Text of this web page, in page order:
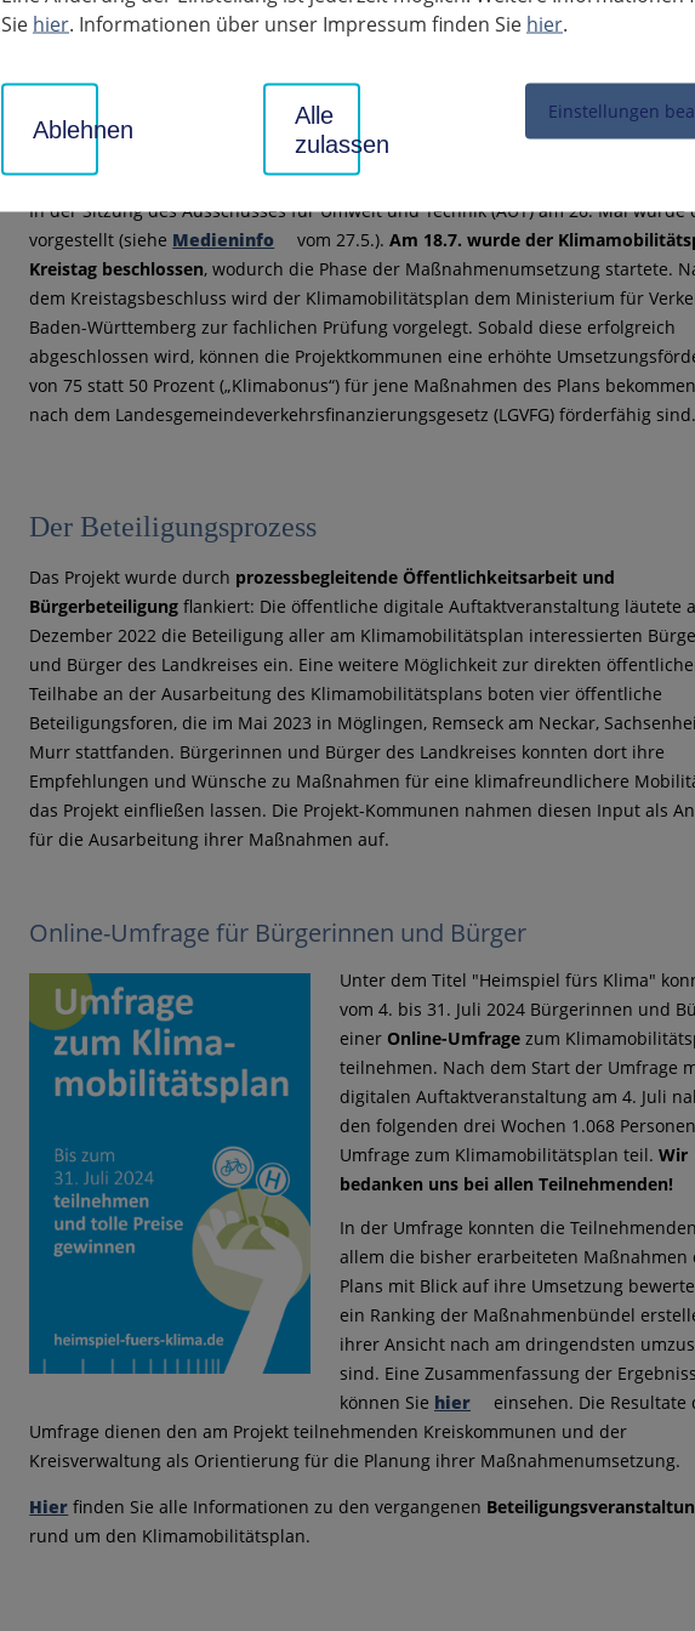
In der Sitzung des Ausschusses für Umwelt und Technik (AUT) am 26. Mai wurde
vorgestellt (siehe Medieninfo vom 27.5.).Am 18.7. wurde der
Kreistag beschlossen, wodurch die Phase der Maßnahmenumsetzung startete.
dem Kreistagsbeschluss wird der Klimamobilitätsplan dem Ministerium für
Baden-Württemberg zur fachlichen Prüfung vorgelegt. Sobald diese erfolgreich
abgeschlossen wird, können die Projektkommunen eine erhöhte
von 75 statt 50 Prozent („Klimabonus“) für jene Maßnahmen des Plans
nach dem Landesgemeindeverkehrsfinanzierungsgesetz (LGVFG) förderfähig sind.
Der Beteiligungsprozess
Das Projekt wurde durch prozessbegleitende Öffentlichkeitsarbeit und
Bürgerbeteiligung flankiert: Die öffentliche digitale Auftaktveranstaltung läutete
Dezember 2022 die Beteiligung aller am Klimamobilitätsplan interessierten
und Bürger des Landkreises ein. Eine weitere Möglichkeit zur direkten
Teilhabe an der Ausarbeitung des Klimamobilitätsplans boten vier öffentliche
Beteiligungsforen, die im Mai 2023 in Möglingen, Remseck am Neckar,
Murr stattfanden. Bürgerinnen und Bürger des Landkreises konnten dort ihre
Empfehlungen und Wünsche zu Maßnahmen für eine klimafreundlichere
das Projekt einfließen lassen. Die Projekt-Kommunen nahmen diesen Input als
für die Ausarbeitung ihrer Maßnahmen auf.
Online-Umfrage für Bürgerinnen und Bürger
Unter dem Titel "Heimspiel fürs Klima"
vom 4. bis 31. Juli 2024 Bürgerinnen und
einer Online-Umfrage zum
teilnehmen. Nach dem Start der Umfrage
digitalen Auftaktveranstaltung am 4. Juli
den folgenden drei Wochen 1.068
Umfrage zum Klimamobilitätsplan teil.Wir
bedanken uns bei allen Teilnehmenden!
In der Umfrage konnten die
allem die bisher erarbeiteten Maßnahmen
Plans mit Blick auf ihre Umsetzung
ein Ranking der Maßnahmenbündel
ihrer Ansicht nach am dringendsten
sind. Eine Zusammenfassung der
können Sie hier
einsehen. Die Resultate
Umfrage dienen den am Projekt teilnehmenden Kreiskommunen und der
Kreisverwaltung als Orientierung für die Planung ihrer Maßnahmenumsetzung.
Hier finden Sie alle Informationen zu den vergangenen
rund um den Klimamobilitätsplan.
Sie hier. Informationen über unser Impressum finden Sie hier.
Einstellungen
Ablehnen
Alle
zulassen